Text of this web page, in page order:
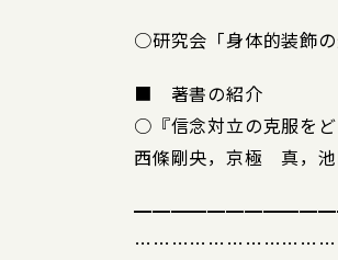
○研究会「身体的装飾の
■ 著書の紹介
○『信念対立の克服をど
西條剛央，京極 真，